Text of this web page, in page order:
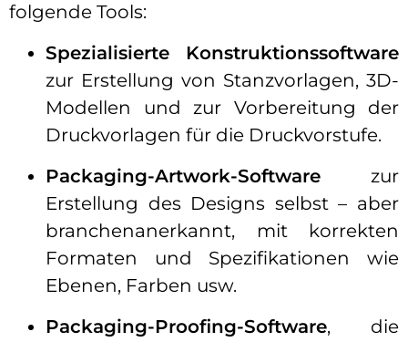
folgende Tools:
Spezialisierte Konstruktionssoftware
zur Erstellung von Stanzvorlagen, 3D-
Modellen und zur Vorbereitung der
Druckvorlagen für die Druckvorstufe.
Packaging-Artwork-Software zur
Erstellung des Designs selbst – aber
branchenanerkannt, mit korrekten
Formaten und Spezifikationen wie
Ebenen, Farben usw.
Packaging-Proofing-Software, die